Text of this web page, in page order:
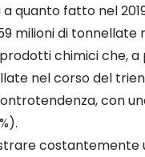
quanto fatto nel
milioni di
chimici che,
nel corso del
con